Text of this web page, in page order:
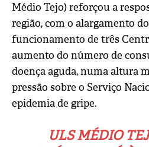
Médio Tejo) reforçou a
região, com o alargamento
funcionamento de três
aumento do número de
doença aguda, numa altura
pressão sobre o Serviço
epidemia de gripe.
ULS MÉDIO